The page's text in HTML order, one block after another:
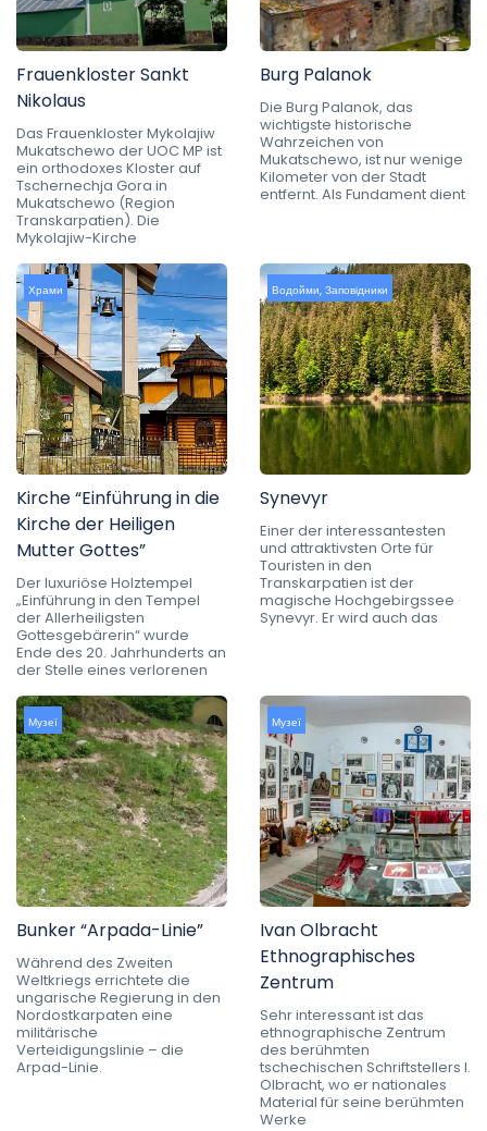
Frauenkloster Sankt
Nikolaus
Das Frauenkloster Mykolajiw
Mukatschewo der UOC MP ist
ein orthodoxes Kloster auf
Tschernechja Gora in
Mukatschewo (Region
Transkarpatien). Die
Mykolajiw-Kirche
Burg Palanok
Die Burg Palanok, das
wichtigste historische
Wahrzeichen von
Mukatschewo, ist nur wenige
Kilometer von der Stadt
entfernt. Als Fundament dient
Храми
Kirche “Einführung in die
Kirche der Heiligen
Mutter Gottes”
Der luxuriöse Holztempel
„Einführung in den Tempel
der Allerheiligsten
Gottesgebärerin“ wurde
Ende des 20. Jahrhunderts an
der Stelle eines verlorenen
Водойми, Заповідники
Synevyr
Einer der interessantesten
und attraktivsten Orte für
Touristen in den
Transkarpatien ist der
magische Hochgebirgssee
Synevyr. Er wird auch das
Музеї
Bunker “Arpada-Linie”
Während des Zweiten
Weltkriegs errichtete die
ungarische Regierung in den
Nordostkarpaten eine
militärische
Verteidigungslinie – die
Arpad-Linie.
Музеї
Ivan Olbracht
Ethnographisches
Zentrum
Sehr interessant ist das
ethnographische Zentrum
des berühmten
tschechischen Schriftstellers I.
Olbracht, wo er nationales
Material für seine berühmten
Werke